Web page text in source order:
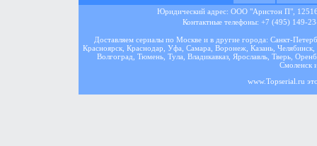
Юридический адрес: ООО "Аристон П",
Контактные телефоны: +7 (495) 149-
Доставляем сериалы по Москве и в другие города: Санкт-
Красноярск, Краснодар, Уфа, Самара, Воронеж, Казань,
Волгоград, Тюмень, Тула, Владикавказ, Ярославль, Тверь,
Смоленск
www.Topserial.ru